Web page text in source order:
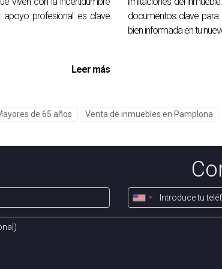
y logísticos al hacer esta transición;
propiedades con ascensor, pasillos anchos y
financieras disponibles; consultar con un
antes de vender mi casa actual?
Arantza Gómez para obtener asesoramiento
apoyo profesional es clave
Leer más
documentos clave para
bien informada en tu
de 65 años Venta de inmuebles en Pamplona